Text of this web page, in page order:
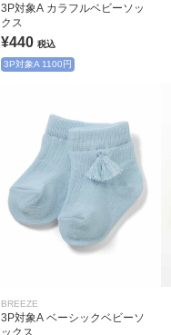
3P対象A カラフルベビーソッ
クス
¥440 税込
3P対象A 1100円
BREEZE
3P対象A ベーシックベビーソ